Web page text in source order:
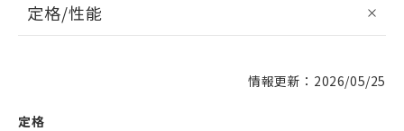
定格/性能
情報更新：2026/05/25
定格